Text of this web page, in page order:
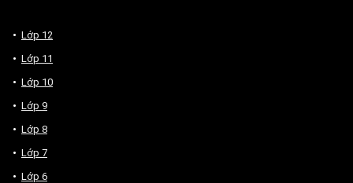
Lớp 12
Lớp 11
Lớp 10
Lớp 9
Lớp 8
Lớp 7
Lớp 6